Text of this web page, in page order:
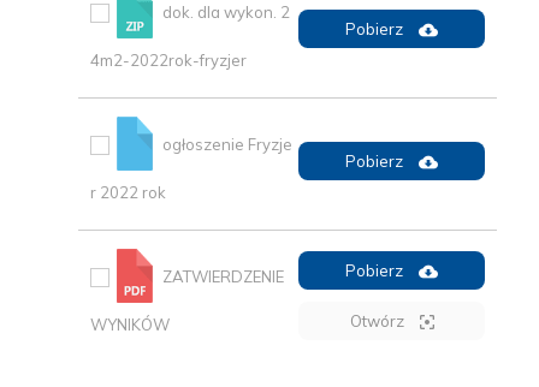
dok. dla wykon. 2
4m2-2022rok-fryzjer
Pobierz
ogłoszenie Fryzje
r 2022 rok
Pobierz
ZATWIERDZENIE
WYNIKÓW
Pobierz
Otwórz